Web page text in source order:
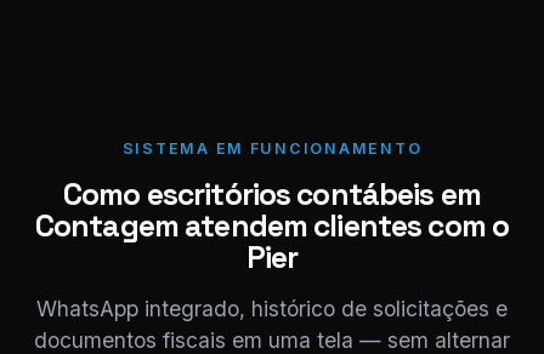
SISTEMA EM FUNCIONAMENTO
Como escritórios contábeis em
Contagem atendem clientes com o
Pier
WhatsApp integrado, histórico de solicitações e
documentos fiscais em uma tela — sem alternar